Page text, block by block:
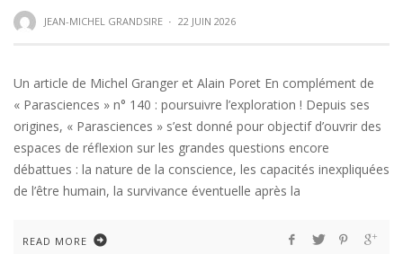
JEAN-MICHEL GRANDSIRE · 22 JUIN 2026
Un article de Michel Granger et Alain Poret En complément de
« Parasciences » n° 140 : poursuivre l’exploration ! Depuis ses
origines, « Parasciences » s’est donné pour objectif d’ouvrir des
espaces de réflexion sur les grandes questions encore
débattues : la nature de la conscience, les capacités inexpliquées
de l’être humain, la survivance éventuelle après la
READ MORE